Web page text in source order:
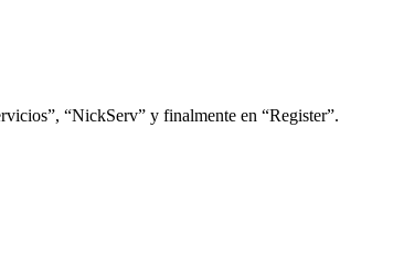
“NickServ” y finalmente en “Register”.